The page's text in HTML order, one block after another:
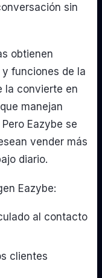
sin
obtienen
funciones de la
la convierte en
manejan
Eazybe se
vender más
diario.
Eazybe:
al contacto
clientes